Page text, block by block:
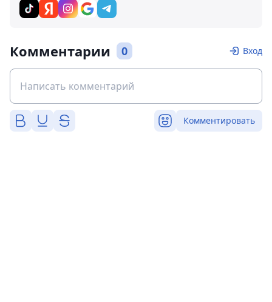
Комментарии 0 Вход
Комментировать